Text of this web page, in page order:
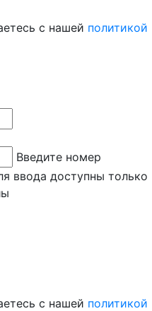
с нашей политикой
Введите номер
ввода доступны только
с нашей политикой